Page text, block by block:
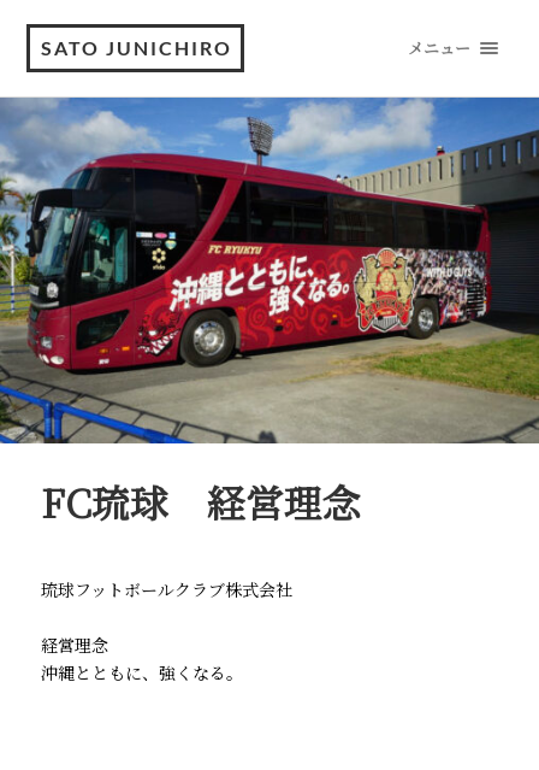
SATO JUNICHIRO メニュー
FC琉球 経営理念
琉球フットボールクラブ株式会社
経営理念
沖縄とともに、強くなる。